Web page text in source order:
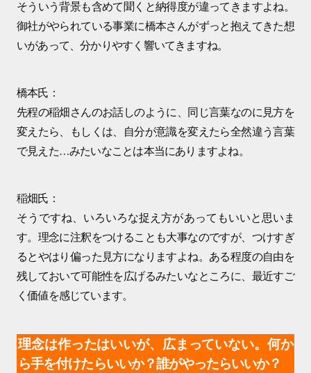
そういう背景も含めて聞くと納得度が違ってきますよね。
御社がやられている事業に橋本さんがずっと抱えてきた想
いがあって、分かりやすく響いてきますね。
橋本氏：
先程の稲畑さんのお話しのように、同じ言葉なのに見方を
変えたら、もしくは、自分が意識を変えたら全然違う言葉
で見えた…みたいなことは本当にありますよね。
稲畑氏：
そうですね、いろいろな捉え方があってもいいと思いま
す。理念に注釈をつけることも大事なのですが、つけすぎ
るとやはり偏った見方になりますよね。ある程度の自由を
残しておいて可能性を広げるみたいなところに、最近すご
く価値を感じています。
理念は作ったはいいが、広まっていない。何か
ら手を付けたらいいか？誰がやったらいいか？